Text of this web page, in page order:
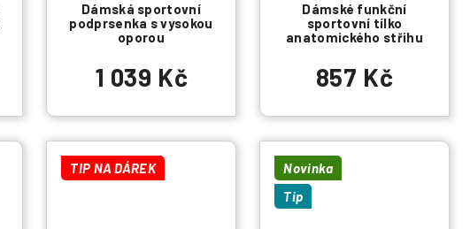
Dámská sportovní
podprsenka s vysokou
oporou
1 039 Kč
Dámské funkční
sportovní tílko
anatomického střihu
857 Kč
TIP NA DÁREK
Novinka
Tip